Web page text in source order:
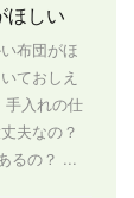
ほしい
布団がほ
ておしえ
手入れの仕
夫なの？
るの？ ...